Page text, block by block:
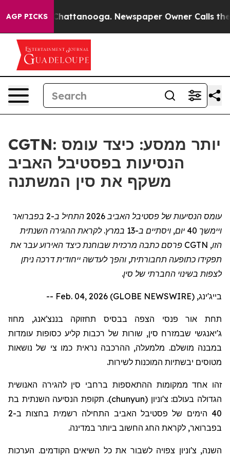
AGP PICKS
in Chattanooga. Newspaper Owner Calls the
CGTN: יותר ממסע: כיצד עומס
הנסיעות בפסטיבל האביב
משקף את סין המשתנה
עומס הנסיעות של פסטיבל האביב 2026 ה
תחיל ב-2 בפברואר
ויימשך 40 יום, ויסתיים ב-13 במרץ. לקראת ההגירה השנתית
הזו, CGTN
פרסם כתבה מרכזית שבוחנת כיצד האירוע עבר את
תפקידו כתופעה תחבורתית, והפך לעדשה ייחודית דרכה ניתן
לצפות בשינוי החברתי של סין.
בייג'ינג, Feb. 04, 2026 (GLOBE NEWSWIRE) --
תחת אור פנסי הצפה בבסיס תחזוקה בננצ'אנג, מחוז
ג'יאנגשי שבמזרח סין, שורות של רכבות קליע כסופות עומדות
במבנה מושלם. מלמעלה, ההרכבה נראית כמו צי של נושאות
מטוסים יבשתיות המוכנות לשירות.
זהו אחד ממקומות ההתאספות ברחבי סין להגירה האנושית
הגדולה בעולם: צ'וניון (
chunyun
). תקופת הנסיעה השנתית בת
40 הימים של פסטיבל האביב
התחילה
רשמית בחצות ב-2
בפברואר, לקראת החג החשוב ביותר במדינה.
השנה, צ'וניון צפויה לשבור את כל השיאים הקודמים. הערכות